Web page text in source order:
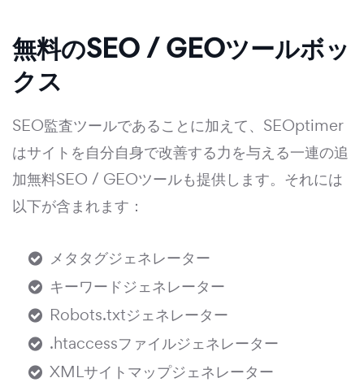
無料のSEO / GEOツールボッ
クス
SEO監査ツールであることに加えて、SEOptimer
はサイトを自分自身で改善する力を与える一連の追
加無料SEO / GEOツールも提供します。それには
以下が含まれます：
メタタグジェネレーター
キーワードジェネレーター
Robots.txtジェネレーター
.htaccessファイルジェネレーター
XMLサイトマップジェネレーター